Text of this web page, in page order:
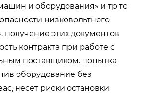
и оборудования» и тр тс
низковольтного
получение этих документов
контракта при работе с
поставщиком. попытка
оборудование без
несет риски остановки